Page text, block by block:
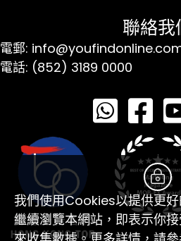
聯絡我
電郵:
電話: (852) 3189 0000
我們使用Cookies以提供更
繼續瀏覽本網站，即表示你